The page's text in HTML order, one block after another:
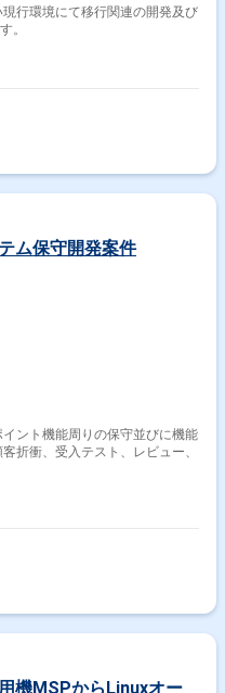
行環境にて移行関連の開発及び
。
ム保守開発案件
ント機能周りの保守並びに機能
折衝、受入テスト、レビュー、
機MSPからLinuxオー